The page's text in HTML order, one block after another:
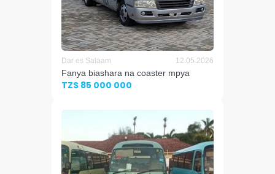
Dar es Salaam 12.05.2026
Fanya biashara na coaster mpya
TZS 85 000 000